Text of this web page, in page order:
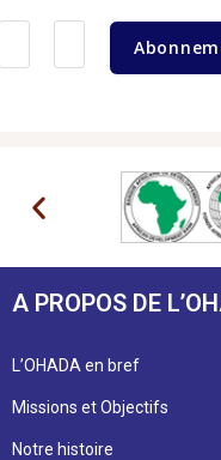
A PROPOS DE
L’OHADA en bref
Missions et Objectifs
Notre histoire